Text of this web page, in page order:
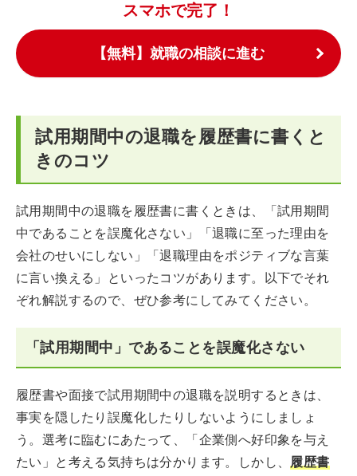
スマホで完了！
【無料】就職の相談に進む
試用期間中の退職を履歴書に書くと
きのコツ
試用期間中の退職を履歴書に書くときは、「試用期間
中であることを誤魔化さない」「退職に至った理由を
会社のせいにしない」「退職理由をポジティブな言葉
に言い換える」といったコツがあります。以下でそれ
ぞれ解説するので、ぜひ参考にしてみてください。
「試用期間中」であることを誤魔化さない
履歴書や面接で試用期間中の退職を説明するときは、
事実を隠したり誤魔化したりしないようにしましょ
う。選考に臨むにあたって、「企業側へ好印象を与え
たい」と考える気持ちは分かります。しかし、履歴書